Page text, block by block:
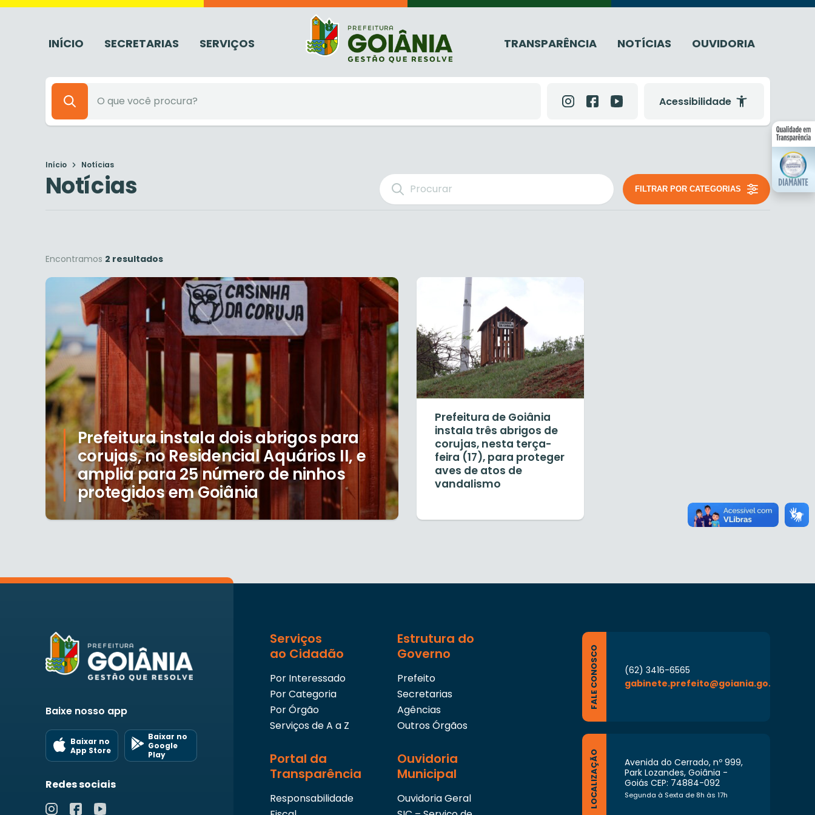
INÍCIO SECRETARIAS SERVIÇOS TRANSPARÊNCIA NOTÍCIAS OUVIDORIA
Acessibilidade
Início Notícias
Notícias FILTRAR POR CATEGORIAS
Encontramos 2 resultados
Prefeitura instala dois abrigos para
corujas, no Residencial Aquários II, e
amplia para 25 número de ninhos
protegidos em Goiânia
Prefeitura de Goiânia
instala três abrigos de
corujas, nesta terça-
feira (17), para proteger
aves de atos de
vandalismo
Baixe nosso app
Baixar no
App Store
Baixar no
Google
Play
Redes sociais
Serviços
ao Cidadão
Por Interessado
Por Categoria
Por Órgão
Serviços de A a Z
Estrutura do
Governo
Prefeito
Secretarias
Agências
Outros Órgãos
Portal da
Transparência
Responsabilidade
Ouvidoria
Municipal
Ouvidoria Geral
FALE CONOSCO
(62) 3416-6565
gabinete.prefeito@goiania.go.gov.br
LOCALIZAÇÃO
Avenida do Cerrado, nº 999,
Park Lozandes, Goiânia -
Goiás CEP: 74884-092
Segunda à Sexta de 8h às 17h